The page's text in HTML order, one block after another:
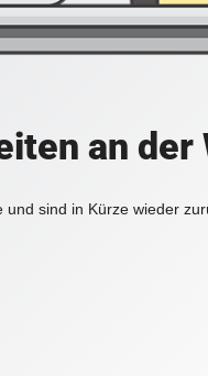
an der
sind in Kürze wieder